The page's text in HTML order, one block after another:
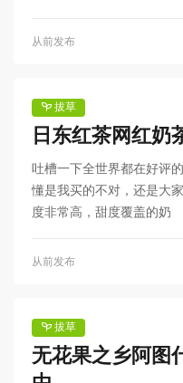
从前发布
拔草
日东红茶网红奶
吐槽一下全世界都在好评
懂是我买的不对，还是大
度非常高，甜度覆盖的奶
从前发布
拔草
无花果之乡阿图